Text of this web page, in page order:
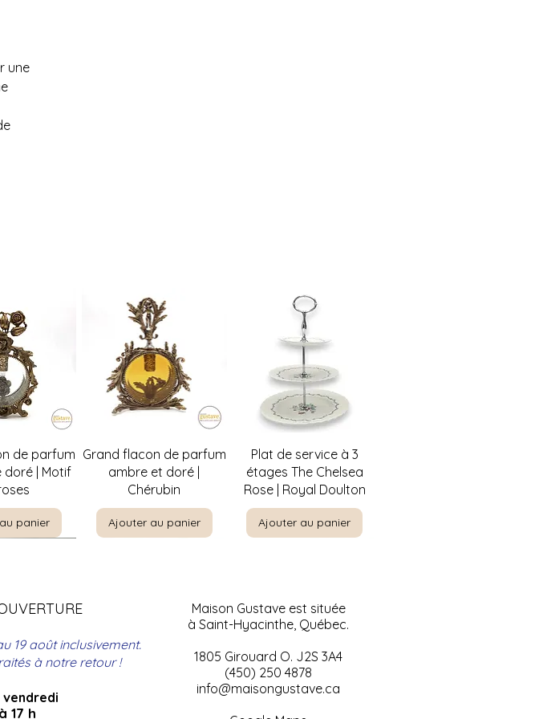
une
rapide
de parfum
doré | Motif
panier
Aperçu rapide
Grand flacon de parfum
ambre et doré |
Chérubin
Ajouter au panier
Aperçu rapide
Plat de service à 3
étages The Chelsea
Rose | Royal Doulton
Ajouter au panier
rapide
couture
rapide |
19 août inclusivement.
à notre retour !
17 h
Maison Gustave est située
à Saint-Hyacinthe, Québec.
1805 Girouard O. J2S 3A4
(450) 250 4878
info@maisongustave.ca